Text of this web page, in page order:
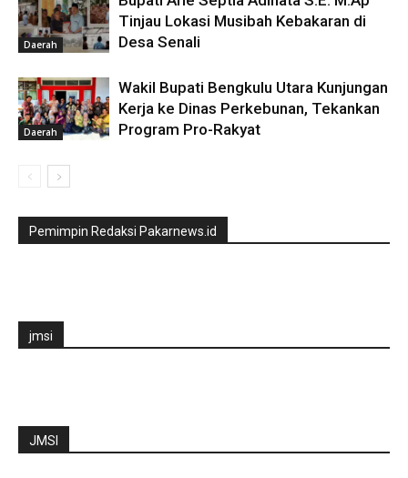
Daerah
Tinjau Lokasi Musibah Kebakaran di
Desa Senali
Daerah
Wakil Bupati Bengkulu Utara Kunjungan
Kerja ke Dinas Perkebunan, Tekankan
Program Pro-Rakyat
Pemimpin Redaksi Pakarnews.id
jmsi
JMSI